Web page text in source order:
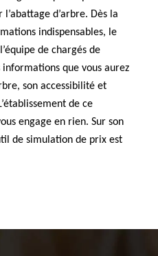
d’arbre. Dès la
indispensables, le
de chargés de
que vous aurez
son accessibilité et
de ce
engage en rien. Sur son
de simulation de prix est